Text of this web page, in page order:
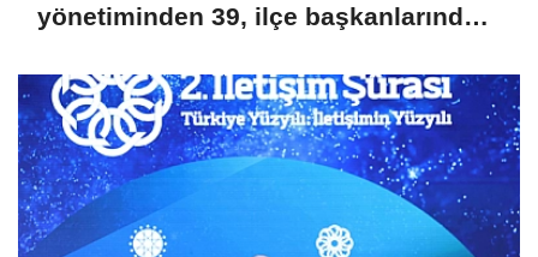
yönetiminden 39, ilçe başkanlarından